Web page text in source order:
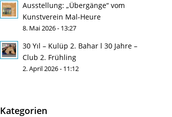
Ausstellung: „Übergänge“ vom
Kunstverein Mal-Heure
8. Mai 2026 - 13:27
30 Yıl – Kulüp 2. Bahar l 30 Jahre –
Club 2. Frühling
2. April 2026 - 11:12
Kategorien